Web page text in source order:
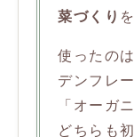
菜づくり
使ったの
デンフレ
「オーガ
どちらも